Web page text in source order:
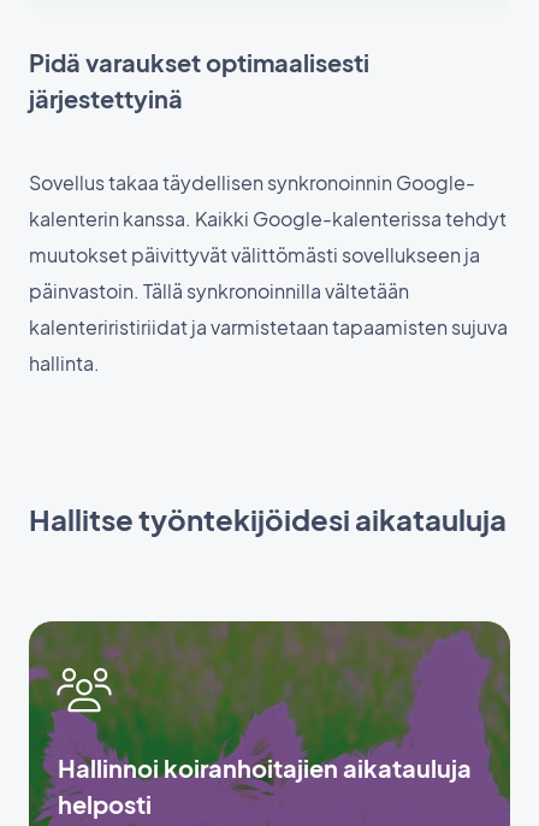
Pidä varaukset optimaalisesti
järjestettyinä
Sovellus takaa täydellisen synkronoinnin Google-
kalenterin kanssa. Kaikki Google-kalenterissa tehdyt
muutokset päivittyvät välittömästi sovellukseen ja
päinvastoin. Tällä synkronoinnilla vältetään
kalenteriristiriidat ja varmistetaan tapaamisten sujuva
hallinta.
Hallitse työntekijöidesi aikatauluja
Hallinnoi koiranhoitajien aikatauluja
helposti